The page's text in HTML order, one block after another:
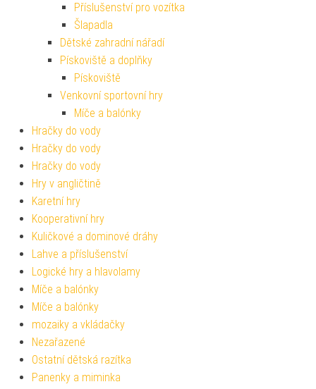
Příslušenství pro vozítka
Šlapadla
Dětské zahradní nářadí
Pískoviště a doplňky
Pískoviště
Venkovní sportovní hry
Míče a balónky
Hračky do vody
Hračky do vody
Hračky do vody
Hry v angličtině
Karetní hry
Kooperativní hry
Kuličkové a dominové dráhy
Lahve a příslušenství
Logické hry a hlavolamy
Míče a balónky
Míče a balónky
mozaiky a vkládačky
Nezařazené
Ostatní dětská razítka
Panenky a miminka